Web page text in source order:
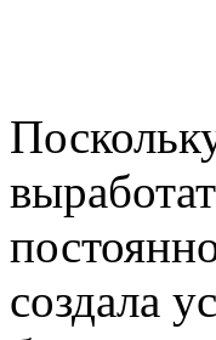
создала